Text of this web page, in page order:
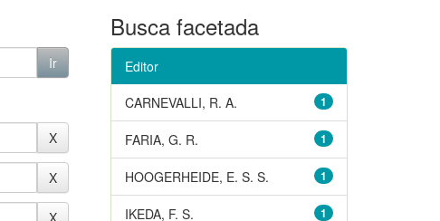
Busca facetada
Editor
1
CARNEVALLI, R. A.
1
FARIA, G. R.
1
HOOGERHEIDE, E. S. S.
1
IKEDA, F. S.